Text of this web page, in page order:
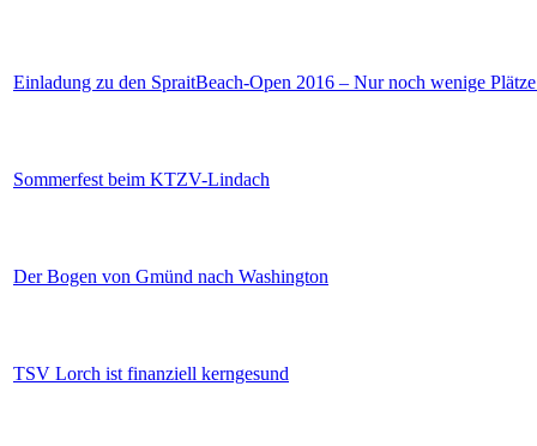
Einladung zu den SpraitBeach-Open 2016 – Nur noch wenige
Sommerfest beim KTZV-Lindach
Der Bogen von Gmünd nach Washington
TSV Lorch ist finanziell kerngesund